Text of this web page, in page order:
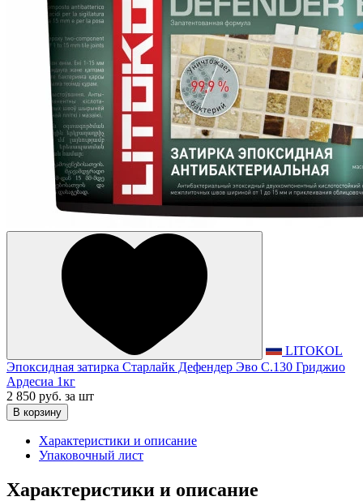
LITOKOL
Эпоксидная затирка Старлайк Дефендер Эво С.130 Гриджио
Ардесиа 1кг
2 850 руб. за шт
В корзину
Характеристики и описание
Упаковочный лист
Характеристики и описание